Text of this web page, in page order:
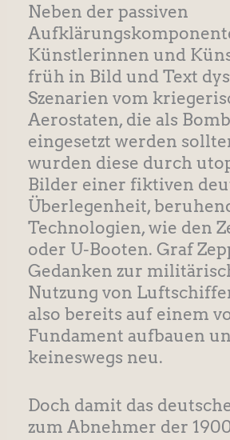
Neben der passiven
Künstlerinnen und
früh in Bild und Text
Szenarien vom
Aerostaten, die als
eingesetzt werden
wurden diese durch
Bilder einer fiktiven
Überlegenheit,
Technologien, wie den
oder U-Booten. Graf
Gedanken zur
Nutzung von
also bereits auf einem
Fundament aufbauen
keineswegs neu.
Doch damit das
zum Abnehmer der